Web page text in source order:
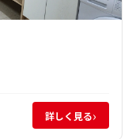
詳しく見る›